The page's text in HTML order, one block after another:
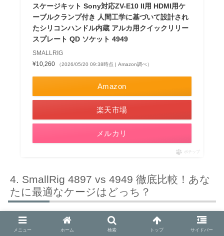
スケージキット Sony対応ZV-E10 II用 HDMI用ケ
ーブルクランプ付き 人間工学に基づいて設計され
たシリコンハンドル内蔵 アルカ用クイックリリー
スプレート QD ソケット 4949
SMALLRIG
¥10,260
（2026/05/20 09:38時点 | Amazon調べ）
Amazon
楽天市場
メルカリ
ポチップ
SmallRig 4897 vs 4949 徹底比較！あな
たに最適なケージはどっち？
メニュー ホーム 検索 トップ サイドバー